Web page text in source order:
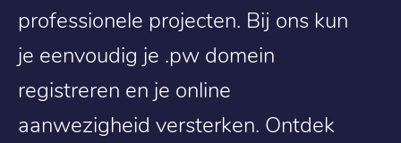
professionele projecten. Bij ons kun
je eenvoudig je .pw domein
registreren en je online
aanwezigheid versterken. Ontdek